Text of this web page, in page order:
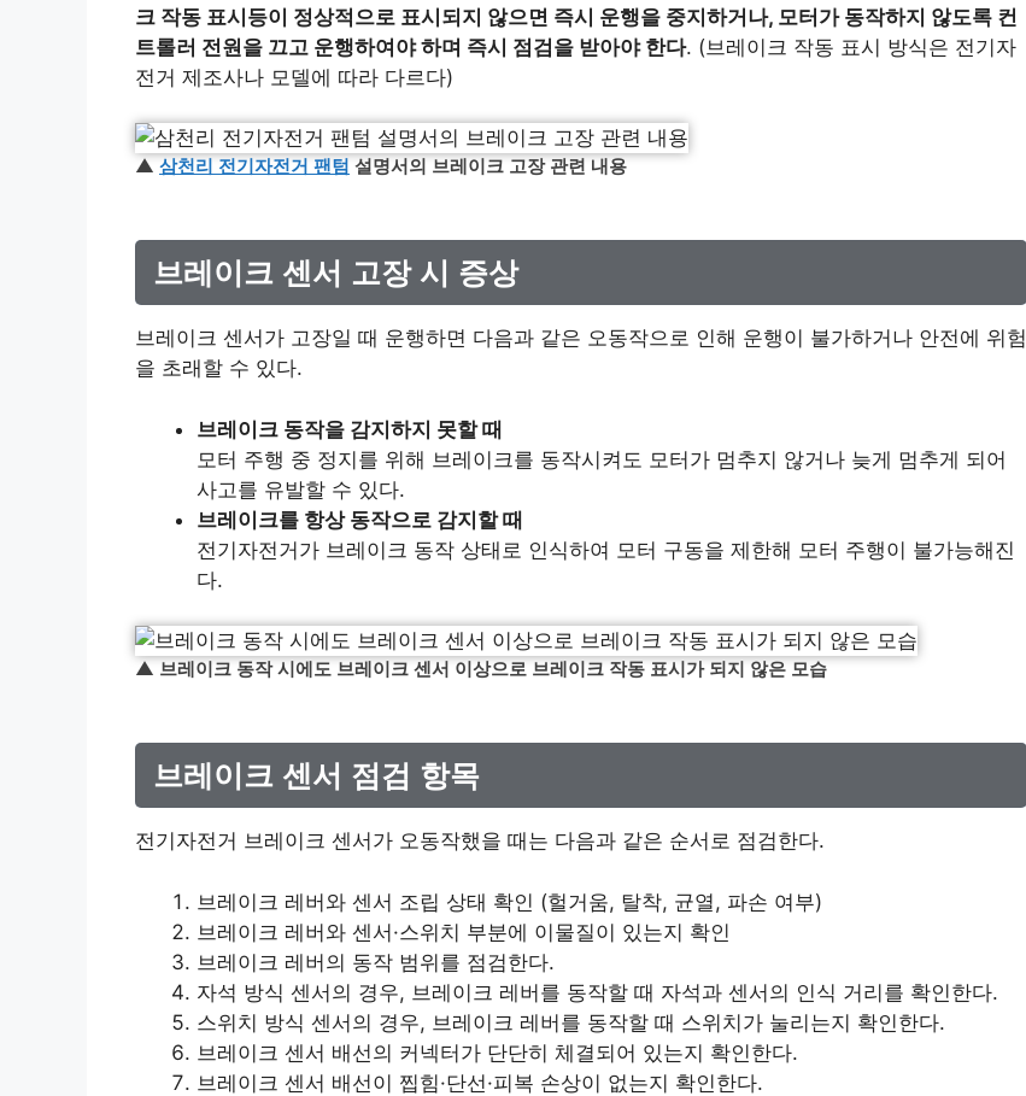
크 작동 표시등이 정상적으로 표시되지 않으면 즉시 운행을 중지하거나, 모터가 동작하지 않도록 컨
트롤러 전원을 끄고 운행하여야 하며 즉시 점검을 받아야 한다. (브레이크 작동 표시 방식은 전기자
전거 제조사나 모델에 따라 다르다)
▲ 삼천리 전기자전거 팬텀 설명서의 브레이크 고장 관련 내용
브레이크 센서 고장 시 증상
브레이크 센서가 고장일 때 운행하면 다음과 같은 오동작으로 인해 운행이 불가하거나 안전에 위험
을 초래할 수 있다.
브레이크 동작을 감지하지 못할 때
모터 주행 중 정지를 위해 브레이크를 동작시켜도 모터가 멈추지 않거나 늦게 멈추게 되어
사고를 유발할 수 있다.
브레이크를 항상 동작으로 감지할 때
전기자전거가 브레이크 동작 상태로 인식하여 모터 구동을 제한해 모터 주행이 불가능해진
다.
▲ 브레이크 동작 시에도 브레이크 센서 이상으로 브레이크 작동 표시가 되지 않은 모습
브레이크 센서 점검 항목
전기자전거 브레이크 센서가 오동작했을 때는 다음과 같은 순서로 점검한다.
브레이크 레버와 센서 조립 상태 확인 (헐거움, 탈착, 균열, 파손 여부)
브레이크 레버와 센서·스위치 부분에 이물질이 있는지 확인
브레이크 레버의 동작 범위를 점검한다.
자석 방식 센서의 경우, 브레이크 레버를 동작할 때 자석과 센서의 인식 거리를 확인한다.
스위치 방식 센서의 경우, 브레이크 레버를 동작할 때 스위치가 눌리는지 확인한다.
브레이크 센서 배선의 커넥터가 단단히 체결되어 있는지 확인한다.
브레이크 센서 배선이 찝힘·단선·피복 손상이 없는지 확인한다.